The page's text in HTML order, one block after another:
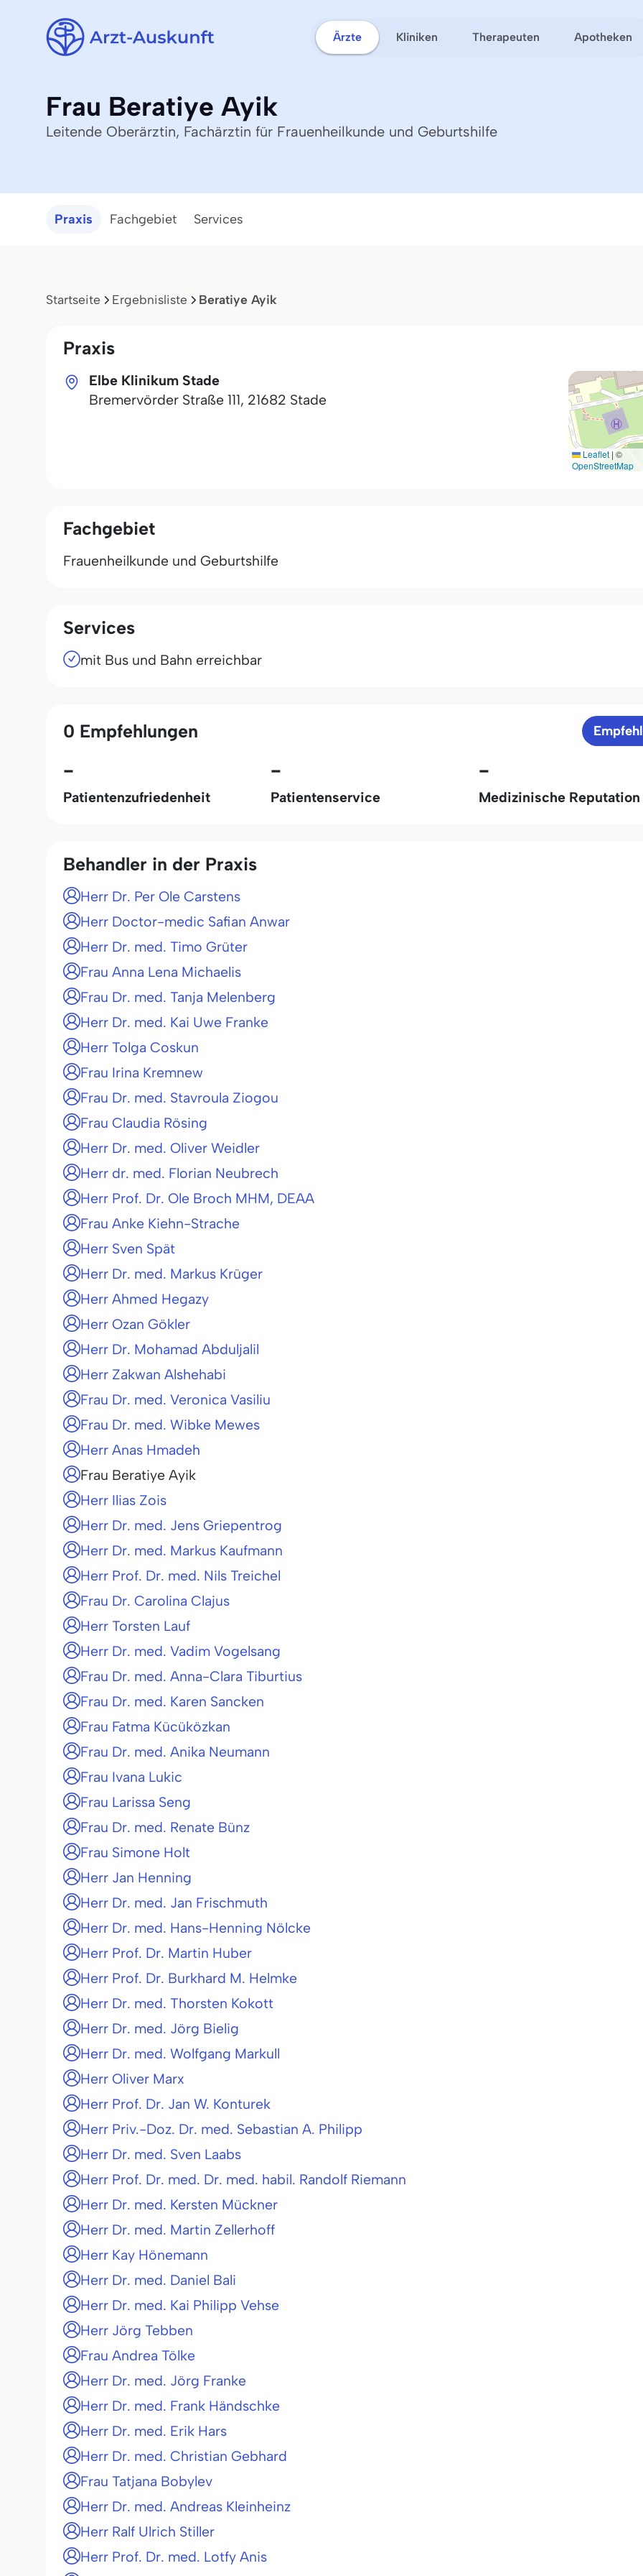
Ärzte Kliniken Therapeuten Apotheken
Frau Beratiye Ayik
Leitende Oberärztin, Fachärztin für Frauenheilkunde und Geburtshilfe
Praxis Fachgebiet Services
Startseite Ergebnisliste Beratiye Ayik
Praxis
Elbe Klinikum Stade
Bremervörder Straße 111, 21682 Stade
Leaflet | ©
OpenStreetMap
Fachgebiet
Frauenheilkunde und Geburtshilfe
Services
mit Bus und Bahn erreichbar
0 Empfehlungen
-
Patientenzufriedenheit
-
Patientenservice
-
Medizinische Reputation
Behandler in der Praxis
Herr Dr. Per Ole Carstens
Herr Doctor-medic Safian Anwar
Herr Dr. med. Timo Grüter
Frau Anna Lena Michaelis
Frau Dr. med. Tanja Melenberg
Herr Dr. med. Kai Uwe Franke
Herr Tolga Coskun
Frau Irina Kremnew
Frau Dr. med. Stavroula Ziogou
Frau Claudia Rösing
Herr Dr. med. Oliver Weidler
Herr dr. med. Florian Neubrech
Herr Prof. Dr. Ole Broch MHM, DEAA
Frau Anke Kiehn-Strache
Herr Sven Spät
Herr Dr. med. Markus Krüger
Herr Ahmed Hegazy
Herr Ozan Gökler
Herr Dr. Mohamad Abduljalil
Herr Zakwan Alshehabi
Frau Dr. med. Veronica Vasiliu
Frau Dr. med. Wibke Mewes
Herr Anas Hmadeh
Frau Beratiye Ayik
Herr Ilias Zois
Herr Dr. med. Jens Griepentrog
Herr Dr. med. Markus Kaufmann
Herr Prof. Dr. med. Nils Treichel
Frau Dr. Carolina Clajus
Herr Torsten Lauf
Herr Dr. med. Vadim Vogelsang
Frau Dr. med. Anna-Clara Tiburtius
Frau Dr. med. Karen Sancken
Frau Fatma Kücüközkan
Frau Dr. med. Anika Neumann
Frau Ivana Lukic
Frau Larissa Seng
Frau Dr. med. Renate Bünz
Frau Simone Holt
Herr Jan Henning
Herr Dr. med. Jan Frischmuth
Herr Dr. med. Hans-Henning Nölcke
Herr Prof. Dr. Martin Huber
Herr Prof. Dr. Burkhard M. Helmke
Herr Dr. med. Thorsten Kokott
Herr Dr. med. Jörg Bielig
Herr Dr. med. Wolfgang Markull
Herr Oliver Marx
Herr Prof. Dr. Jan W. Konturek
Herr Priv.-Doz. Dr. med. Sebastian A. Philipp
Herr Dr. med. Sven Laabs
Herr Prof. Dr. med. Dr. med. habil. Randolf Riemann
Herr Dr. med. Kersten Mückner
Herr Dr. med. Martin Zellerhoff
Herr Kay Hönemann
Herr Dr. med. Daniel Bali
Herr Dr. med. Kai Philipp Vehse
Herr Jörg Tebben
Frau Andrea Tölke
Herr Dr. med. Jörg Franke
Herr Dr. med. Frank Händschke
Herr Dr. med. Erik Hars
Herr Dr. med. Christian Gebhard
Frau Tatjana Bobylev
Herr Dr. med. Andreas Kleinheinz
Herr Ralf Ulrich Stiller
Herr Prof. Dr. med. Lotfy Anis